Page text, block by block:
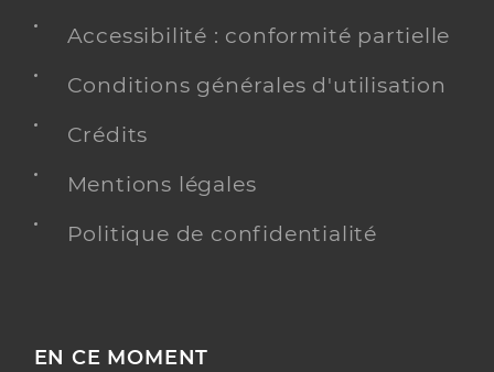
Accessibilité : conformité partielle
Conditions générales d'utilisation
Crédits
Mentions légales
Politique de confidentialité
EN CE MOMENT